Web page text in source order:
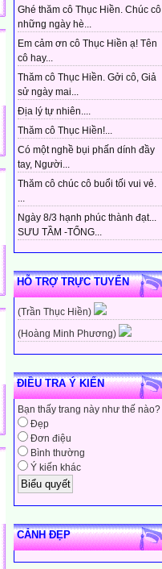
Ghé thăm cô Thục Hiền. Chúc cô
những ngày hè...
Em cảm ơn cô Thục Hiền ạ! Tên
cô hay...
Thăm cô Thục Hiền. Gởi cô, Giả
sử ngày mai...
Địa lý tự nhiên....
Thăm cô Thục Hiền!...
Có một nghề bụi phấn dính đầy
tay, Người...
Thăm cô chúc cô buổi tối vui vẻ.
...
Ngày 8/3 hạnh phúc thành đạt...
SƯU TẦM -TỔNG...
HỖ TRỢ TRỰC TUYẾN
(Trần Thục Hiền)
(Hoàng Minh Phương)
ĐIỀU TRA Ý KIẾN
Bạn thấy trang này như thế nào?
Đẹp
Đơn điệu
Bình thường
Ý kiến khác
CẢNH ĐẸP